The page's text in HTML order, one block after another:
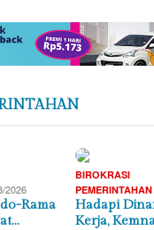
2026
Rama
BIROKRASI
PEMERINTAHAN
Hadapi
Kerja,